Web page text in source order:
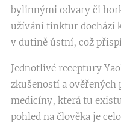
bylinnými odvary či
užívání tinktur dochází
v dutině ústní, což
Jednotlivé receptury
zkušeností a
medicíny, která tu
pohled na člověka je